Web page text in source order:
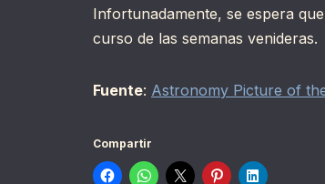
Infortunadamente, se espera
curso de las semanas venideras.
Fuente: Astronomy Picture of
Compartir